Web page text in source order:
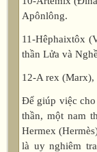
Apônlông.
11-Hêphaixtôx
thần Lửa và
12-A rex (Marx),
Để giúp việc cho
thần, một nam
Hermex
là uy nghiêm